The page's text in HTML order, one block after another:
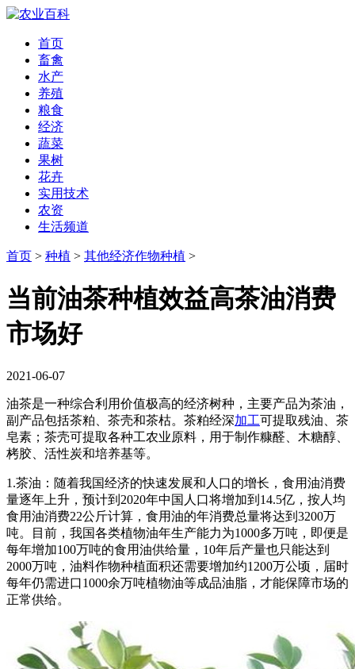
首页
畜禽
水产
养殖
粮食
经济
蔬菜
果树
花卉
实用技术
农资
生活频道
首页 > 种植 > 其他经济作物种植 >
当前油茶种植效益高茶油消费
市场好
2021-06-07
油茶是一种综合利用价值极高的经济树种，主要产品为茶油，
副产品包括茶粕、茶壳和茶枯。茶粕经深加工可提取残油、茶
皂素；茶壳可提取各种工农业原料，用于制作糠醛、木糖醇、
栲胶、活性炭和培养基等。
1.茶油：随着我国经济的快速发展和人口的增长，食用油消费
量逐年上升，预计到2020年中国人口将增加到14.5亿，按人均
食用油消费22公斤计算，食用油的年消费总量将达到3200万
吨。目前，我国各类植物油年生产能力为1000多万吨，即便是
每年增加100万吨的食用油供给量，10年后产量也只能达到
2000万吨，油料作物种植面积还需要增加约1200万公顷，届时
每年仍需进口1000余万吨植物油等成品油脂，才能保障市场的
正常供给。